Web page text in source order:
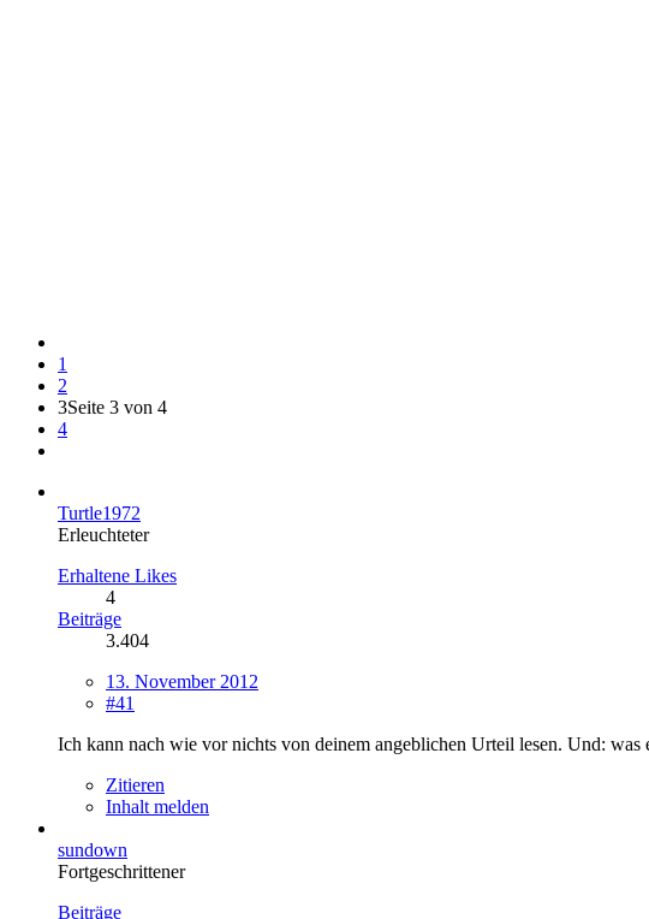
1
2
3Seite 3 von 4
4
Turtle1972
Erleuchteter
Erhaltene Likes
4
Beiträge
3.404
13. November 2012
#41
Ich kann nach wie vor nichts von deinem angeblichen Urteil lesen. Und:
Zitieren
Inhalt melden
sundown
Fortgeschrittener
Beiträge